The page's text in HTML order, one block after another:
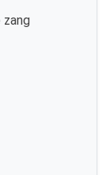
zang